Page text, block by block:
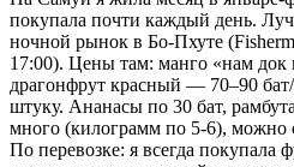
покупала почти каждый день.
ночной рынок в Бо-Пхуте
17:00). Цены там: манго «нам док
драгонфрут красный — 70–90
штуку. Ананасы по 30 бат,
много (килограмм по 5-6), можно
По перевозке: я всегда покупала